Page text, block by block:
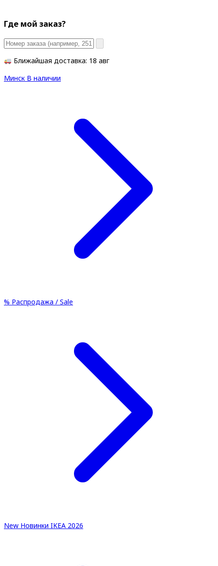
Где мой заказ?
Ближайшая доставка: 18 авг
Минск В наличии
% Распродажа / Sale
New Новинки IKEA 2026